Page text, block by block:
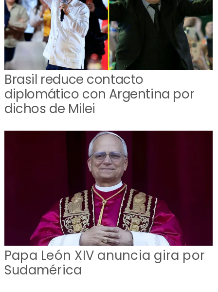
Brasil reduce contacto
diplomático con Argentina por
dichos de Milei
Papa León XIV anuncia gira por
Sudamérica